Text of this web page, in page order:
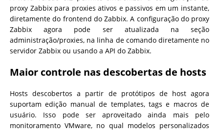
proxy Zabbix para proxies ativos e passivos em um instante,
diretamente do frontend do Zabbix. A configuração do proxy
Zabbix agora pode ser atualizada na seção
administração/proxies, na linha de comando diretamente no
servidor Zabbix ou usando a API do Zabbix.
Maior controle nas descobertas de hosts
Hosts descobertos a partir de protótipos de host agora
suportam edição manual de templates, tags e macros de
usuário. Isso pode ser aproveitado ainda mais pelo
monitoramento VMware, no qual modelos personalizados